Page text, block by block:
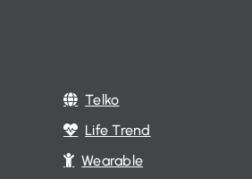
Telko
Life Trend
Wearable